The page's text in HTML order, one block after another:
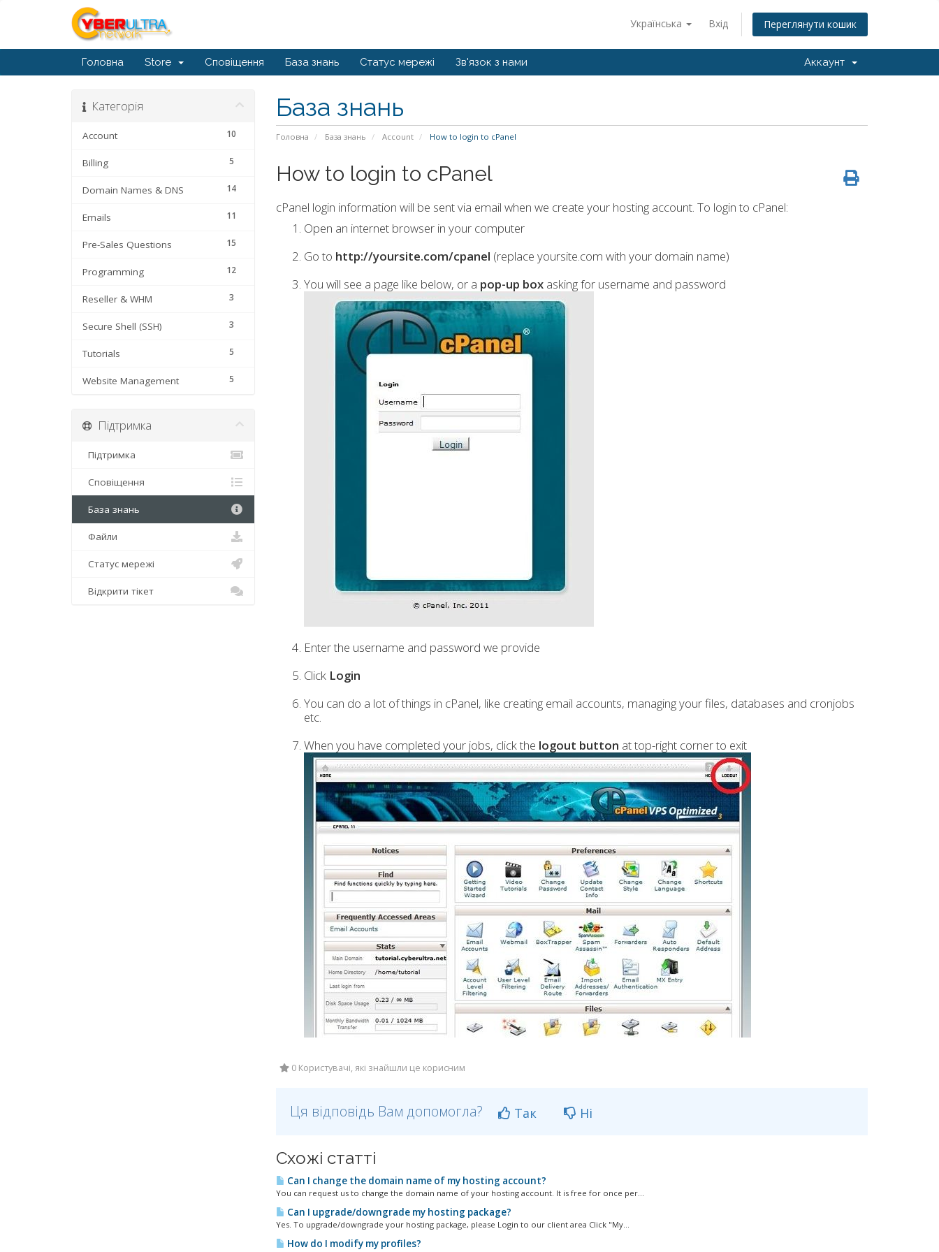
Українська Вхід Переглянути кошик
Головна Store Сповіщення База знань Статус мережі Зв'язок з нами Аккаунт
База знань
Головна База знань Account How to login to cPanel
Категорія
10
Account
5
Billing
14
Domain Names & DNS
11
Emails
15
Pre-Sales Questions
12
Programming
3
Reseller & WHM
3
Secure Shell (SSH)
5
Tutorials
5
Website Management
How to login to cPanel
cPanel login information will be sent via email when we create your hosting account. To login to cPanel:
Open an internet browser in your computer
Go to http://yoursite.com/cpanel (replace yoursite.com with your domain name)
You will see a page like below, or a pop-up boxasking for username and password
Enter the username and password we provide
Click Login
You can do a lot of things in cPanel, like creating email accounts, managing your files, databases and cronjobs
etc.
When you have completed your jobs, click the logout button at top-right corner to exit
0 Користувачі, які знайшли це корисним
Ця відповідь Вам допомогла? Так Ні
Схожі статті
Can I change the domain name of my hosting account?
You can request us to change the domain name of your hosting account. It is free for once per...
Can I upgrade/downgrade my hosting package?
Yes. To upgrade/downgrade your hosting package, please Login to our client area Click "My...
How do I modify my profiles?
Підтримка
Підтримка
Сповіщення
База знань
Файли
Статус мережі
Відкрити тікет